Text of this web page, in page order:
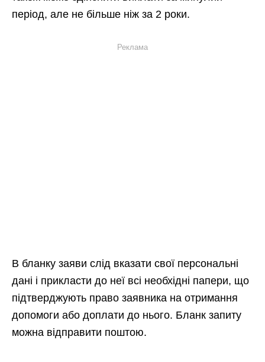
період, але не більше ніж за 2 роки.
Реклама
В бланку заяви слід вказати свої персональні
дані і прикласти до неї всі необхідні папери, що
підтверджують право заявника на отримання
допомоги або доплати до нього. Бланк запиту
можна відправити поштою.